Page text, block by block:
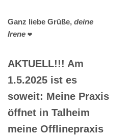
Ganz liebe Grüße, deine
Irene ❤️
AKTUELL!!! Am
1.5.2025 ist es
soweit: Meine Praxis
öffnet in Talheim
meine Offlinepraxis